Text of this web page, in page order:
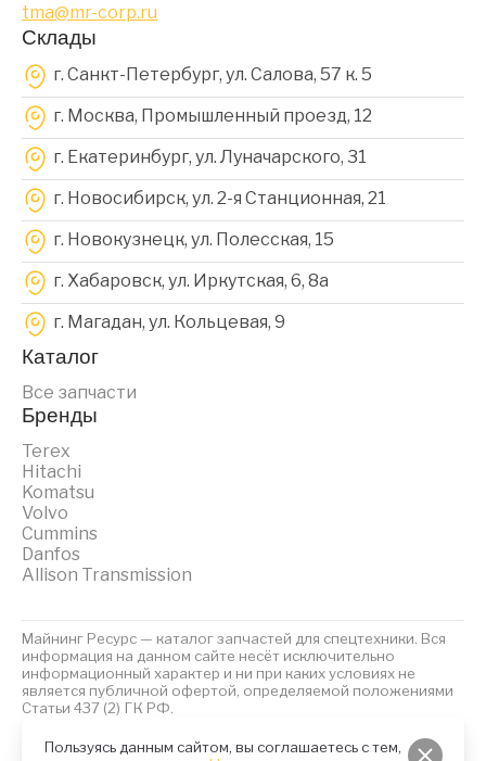
Пользуясь данным сайтом, вы соглашаетесь с тем,
tma@mr-corp.ru
Склады
г. Санкт-Петербург, ул. Салова, 57 к. 5
г. Москва, Промышленный проезд, 12
г. Екатеринбург, ул. Луначарского, 31
г. Новосибирск, ул. 2-я Станционная, 21
г. Новокузнецк, ул. Полесская, 15
г. Хабаровск, ул. Иркутская, 6, 8a
г. Магадан, ул. Кольцевая, 9
Каталог
Все запчасти
Бренды
Terex
Hitachi
Komatsu
Volvo
Cummins
Danfos
Allison Transmission
Майнинг Ресурс — каталог запчастей для спецтехники. Вся
информация на данном сайте несёт исключительно
информационный характер и ни при каких условиях не
является публичной офертой, определяемой положениями
Статьи 437 (2) ГК РФ.
Политика обработки персональных данныхФайлы Cookies